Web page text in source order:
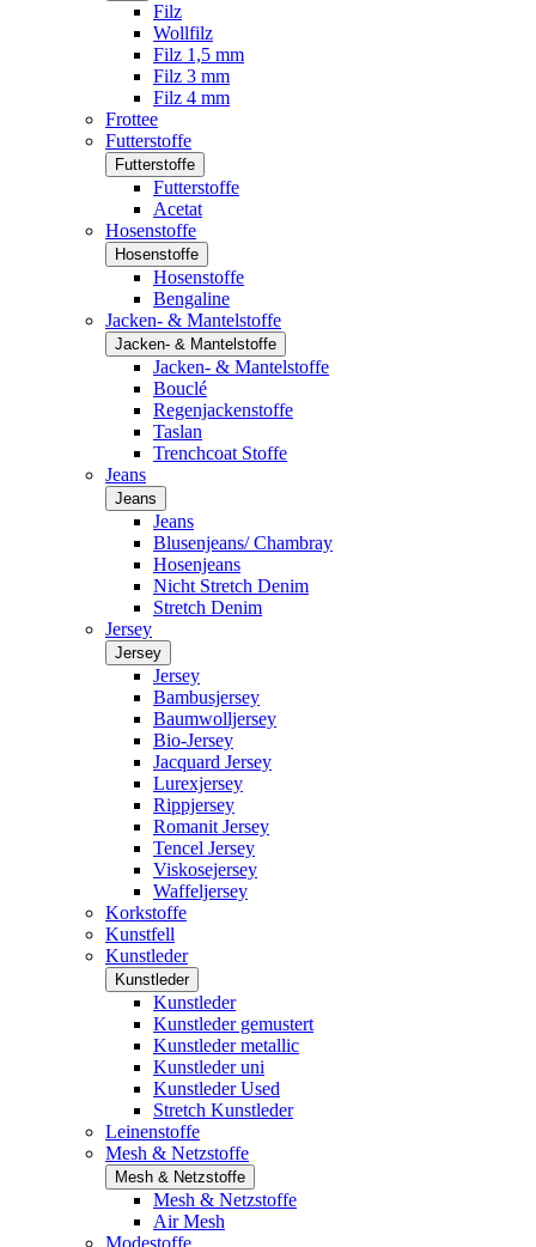
Filz
Wollfilz
Filz 1,5 mm
Filz 3 mm
Filz 4 mm
Frottee
Futterstoffe
Futterstoffe
Futterstoffe
Acetat
Hosenstoffe
Hosenstoffe
Hosenstoffe
Bengaline
Jacken- & Mantelstoffe
Jacken- & Mantelstoffe
Jacken- & Mantelstoffe
Bouclé
Regenjackenstoffe
Taslan
Trenchcoat Stoffe
Jeans
Jeans
Jeans
Blusenjeans/ Chambray
Hosenjeans
Nicht Stretch Denim
Stretch Denim
Jersey
Jersey
Jersey
Bambusjersey
Baumwolljersey
Bio-Jersey
Jacquard Jersey
Lurexjersey
Rippjersey
Romanit Jersey
Tencel Jersey
Viskosejersey
Waffeljersey
Korkstoffe
Kunstfell
Kunstleder
Kunstleder
Kunstleder
Kunstleder gemustert
Kunstleder metallic
Kunstleder uni
Kunstleder Used
Stretch Kunstleder
Leinenstoffe
Mesh & Netzstoffe
Mesh & Netzstoffe
Mesh & Netzstoffe
Air Mesh
Modestoffe